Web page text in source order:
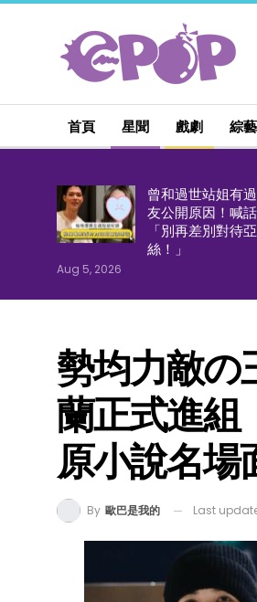
首頁 星聞 戲劇 綜藝
曾和過世站姐有
友公開原因！喊
「別再差別對待
絲！」
Aug 5, 2026
勢均力敵の
蘭正式進組
原小說名場
By 歐巴是我的 Last